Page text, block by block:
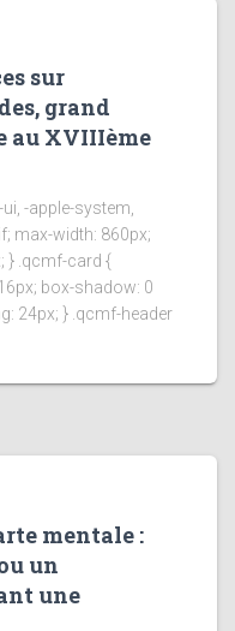
sur
grand
au XVIIIème
-apple-system,
max-width: 860px;
} .qcmf-card {
box-shadow: 0
24px; } .qcmf-header
mentale :
un
une